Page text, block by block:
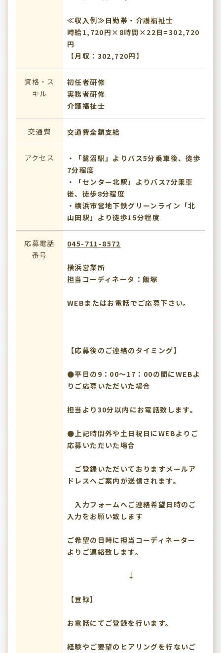
≪収入例≫日勤帯・介護福祉士
時給1,720円×8時間×22日=302,720
円
【月収：302,720円】
資格・ス
キル
初任者研修
実務者研修
介護福祉士
交通費 交通費全額支給
アクセス
・「鷺沼駅」よりバス5分乗車後、徒歩
7分程度
・「センター北駅」よりバス7分乗車
後、徒歩8分程度
・横浜市営地下鉄グリーンライン「北
山田駅」より徒歩15分程度
応募電話
番号
045-711-8572
横浜営業所
担当コーディネータ：飯塚
WEBまたはお電話でご応募下さい。
【応募後のご連絡のタイミング】
●平日の9：00～17：00の間にWEBよ
りご応募いただいた場合
担当より30分以内にお電話致します。
●上記時間外や土日祝日にWEBよりご
応募いただいた場合
ご登録いただいておりますメールア
ドレスへご案内が送信されます。
入力フォームへご連絡希望日時のご
入力をお願い致します
ご希望の日時に担当コーディネーター
よりご連絡致します。
↓
【登録】
お電話にてご登録を行います。
経験やご要望のヒアリングを行ないご